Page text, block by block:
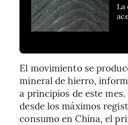
El movimiento se
mineral de hierro,
a principios de este
desde los máximos
consumo en China, el